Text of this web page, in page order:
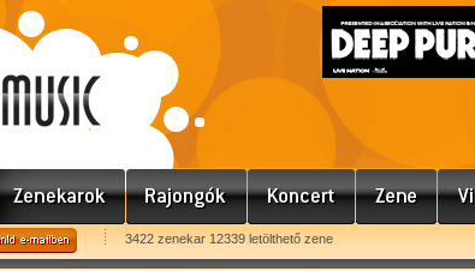
3422 zenekar 12339 letölthető zene